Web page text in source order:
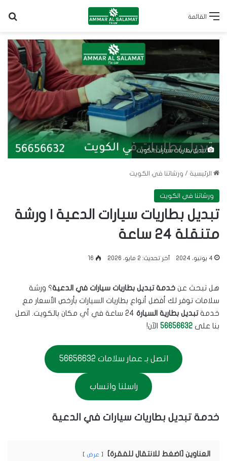
القائمة
تبديل بطاريات سيارات الكويت
الرئيسية / ورشاتنا في الكويت
ورشاتنا في الكويت
تبديل بطاريات سيارات الدعية | ورشة
متنقلة 24 ساعة
4 يونيو، 2024 آخر تحديث: 2 مايو، 2026 16
هل تبحث عن خدمة تبديل بطاريات سيارات في الدعية؟ ورشة
سلامات توفر لك أفضل أنواع بطاريات السيارات بأرخص الأسعار مع
خدمةتبديل بطارية السيارة
24 ساعة في أي مكان بالكويت. اتصل
بنا على 56656632 الآن!
اتصل بـ عمار سلامات 56656632
راسلنا واتساب
خدمة تبديل بطاريات سيارات في الدعية
العناوين [اضغط للانتقال للفقرة] عرض